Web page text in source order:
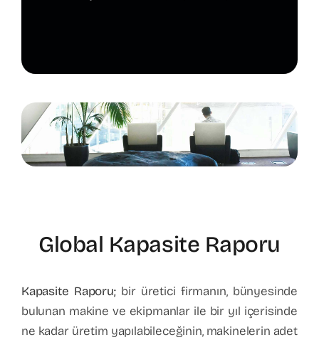
Global Kapasite Raporu
Kapasite Raporu;bir üretici firmanın, bünyesinde
bulunan makine ve ekipmanlar ile bir yıl içerisinde
ne kadar üretim yapılabileceğinin, makinelerin adet